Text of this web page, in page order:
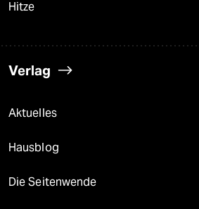
Hitze
Verlag
Aktuelles
Hausblog
Die Seitenwende